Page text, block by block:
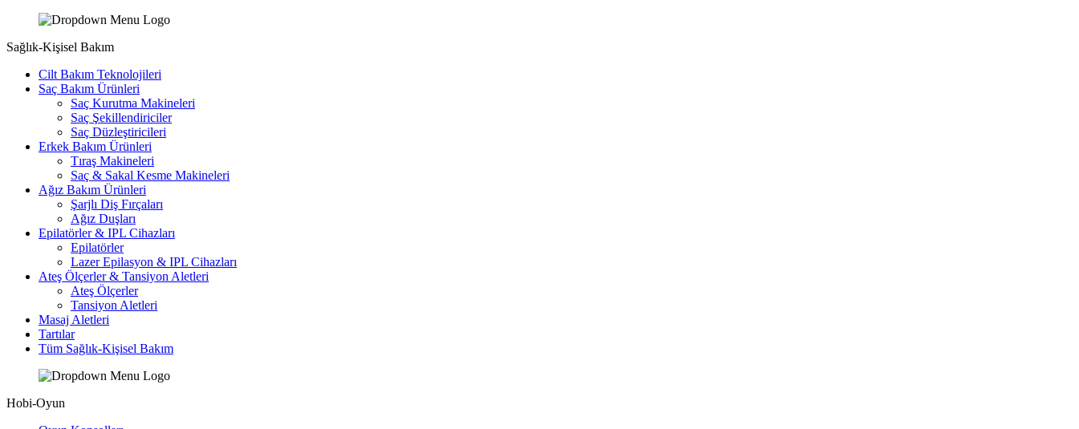
Sağlık-Kişisel Bakım
Cilt Bakım Teknolojileri
Saç Bakım Ürünleri
Saç Kurutma Makineleri
Saç Şekillendiriciler
Saç Düzleştiricileri
Erkek Bakım Ürünleri
Tıraş Makineleri
Saç & Sakal Kesme Makineleri
Ağız Bakım Ürünleri
Şarjlı Diş Fırçaları
Ağız Duşları
Epilatörler & IPL Cihazları
Epilatörler
Lazer Epilasyon & IPL Cihazları
Ateş Ölçerler & Tansiyon Aletleri
Ateş Ölçerler
Tansiyon Aletleri
Masaj Aletleri
Tartılar
Tüm Sağlık-Kişisel Bakım
Hobi-Oyun